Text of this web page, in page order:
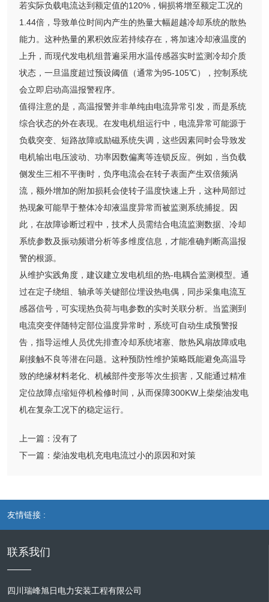
若实际负载电流达到额定值的120%，铜损将增至额定工况的
1.44倍，导致单位时间内产生的热量大幅超越冷却系统的散热
能力。这种热量的累积效应若持续存在，将加速冷却液温度的
上升，而现代发电机组普遍采用水温传感器实时监测冷却介质
状态，一旦温度超过预设阈值（通常为95-105℃），控制系统
会立即启动高温报警程序。
值得注意的是，高温报警并非单纯由电流异常引发，而是系统
综合状态的外在表现。在发电机组运行中，电流异常可能源于
负载突变、短路故障或励磁系统失调，这些因素同时会导致发
电机输出电压波动、功率因数偏离等连锁反应。例如，当负载
侧发生三相不平衡时，负序电流会在转子表面产生双倍频涡
流，额外增加的附加损耗会使转子温度快速上升，这种局部过
热现象可能早于整体冷却液温度异常而被监测系统捕捉。因
此，在故障诊断过程中，技术人员需结合电流监测数据、冷却
系统参数及振动频谱分析等多维度信息，才能准确判断高温报
警的根源。
从维护实践角度，建议建立发电机组的热-电耦合监测模型。通
过在定子绕组、轴承等关键部位埋设热电偶，同步采集电流互
感器信号，可实现热负荷与电参数的实时关联分析。当监测到
电流突变伴随特定部位温度异常时，系统可自动生成预警报
告，指导运维人员优先排查冷却系统堵塞、散热风扇故障或电
刷接触不良等潜在问题。这种预防性维护策略既能避免高温导
致的绝缘材料老化、机械部件变形等次生损害，又能通过精准
定位故障点缩短停机检修时间，从而保障300KW上柴柴油发电
机在复杂工况下的稳定运行。
上一篇： 没有了
下一篇： 柴油发电机充电电流过小的原因和对策
友情链接 :
联系我们
四川瑞峰旭日电力安装工程有限公司